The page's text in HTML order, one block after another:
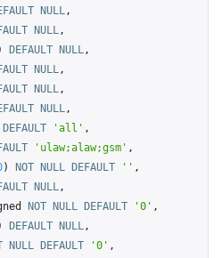
NULL,
NULL,
DEFAULT NULL,
NULL,
NULL,
NULL,
DEFAULT 'all' ,
'ulaw;alaw;gsm' ,
) NOT NULL DEFAULT '' ,
NULL,
NOT NULL DEFAULT '0' ,
DEFAULT NULL,
NULL DEFAULT '0' ,